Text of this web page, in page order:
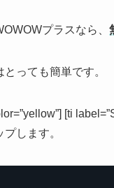
プラスなら、
っても簡単です。
[ti
します。